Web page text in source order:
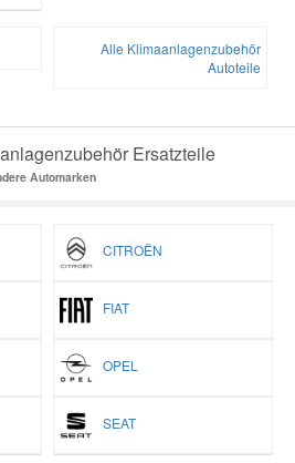
Alle Klimaanlagenzubehör
Autoteile
Ersatzteile
Automarken
CITROËN
FIAT
OPEL
SEAT